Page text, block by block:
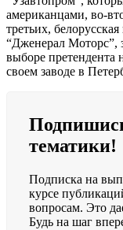
американцами, во-
третьих,
“Дженерал Моторс”,
выборе претендента
своем заводе в
тематики!
Подписка на
курсе
вопросам. Это
Будь на шаг